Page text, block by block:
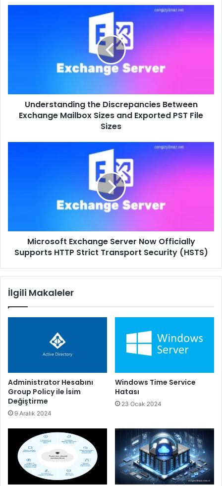
Exported
Understanding the Discrepancies Between
Exchange Mailbox Sizes and Exported PST File
Sizes
Transport
Security
(HSTS)
Microsoft Exchange Server Now Officially
Supports HTTP Strict Transport Security (HSTS)
İlgili Makaleler
Administrator Hesabını
Group Policy ile İsim
Değiştirme
9 Aralık 2024
Windows Time Service
Hatası
23 Ocak 2024